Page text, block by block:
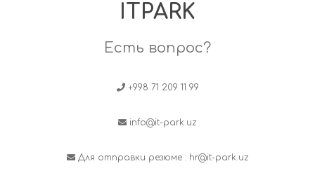
ITPARK
Есть вопрос?
+998 71 209 11 99
info@it-park.uz
Для отправки резюме : hr@it-park.uz